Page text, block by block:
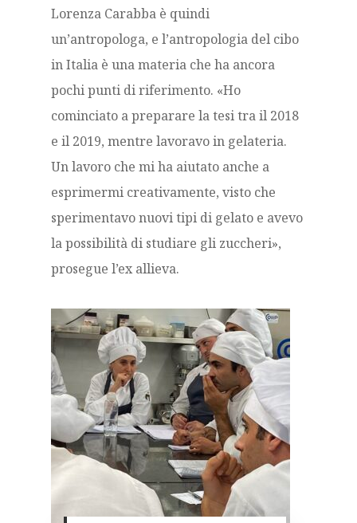
Lorenza Carabba è quindi
un’antropologa, e l’antropologia del cibo
in Italia è una materia che ha ancora
pochi punti di riferimento. «Ho
cominciato a preparare la tesi tra il 2018
e il 2019, mentre lavoravo in gelateria.
Un lavoro che mi ha aiutato anche a
esprimermi creativamente, visto che
sperimentavo nuovi tipi di gelato e avevo
la possibilità di studiare gli zuccheri»,
prosegue l’ex allieva.